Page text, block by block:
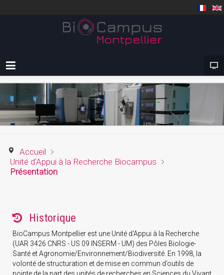
Accueil
Unité d'Appui à la Recherche Biocampus
Présentation
Historique
BioCampus Montpellier est une Unité d'Appui à la Recherche
(UAR 3426 CNRS - US 09 INSERM - UM) des Pôles Biologie-
Santé et Agronomie/Environnement/Biodiversité. En 1998, la
volonté de structuration et de mise en commun d’outils de
pointe de la part des unités de recherches en Sciences du Vivant